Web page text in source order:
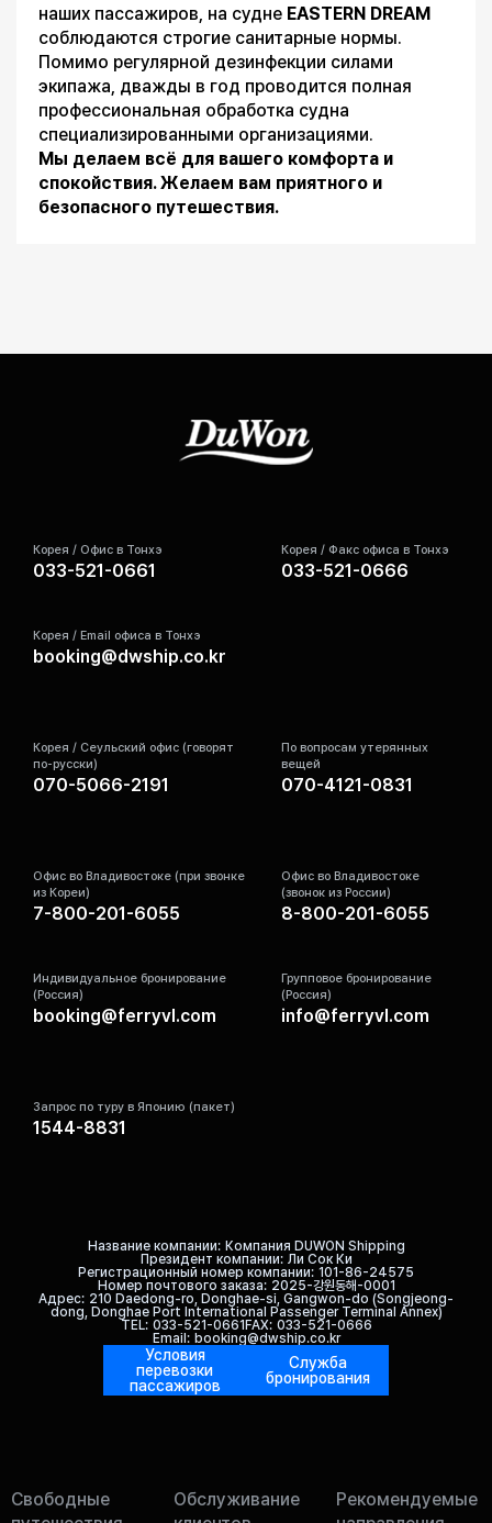
наших пассажиров, на судне EASTERN DREAM
соблюдаются строгие санитарные нормы.
Помимо регулярной дезинфекции силами
экипажа, дважды в год проводится полная
профессиональная обработка судна
специализированными организациями.
Мы делаем всё для вашего комфорта и
спокойствия. Желаем вам приятного и
безопасного путешествия.
Свободные
Рекомендуемые
Обслуживание
Корея / Офис в Тонхэ
033-521-0661
Корея / Факс офиса в Тонхэ
033-521-0666
Корея / Email офиса в Тонхэ
booking@dwship.co.kr
Корея / Сеульский офис (говорят
по-русски)
070-5066-2191
По вопросам утерянных
вещей
070-4121-0831
Офис во Владивостоке (при звонке
из Кореи)
7-800-201-6055
Офис во Владивостоке
(звонок из России)
8-800-201-6055
Индивидуальное бронирование
(Россия)
booking@ferryvl.com
Групповое бронирование
(Россия)
info@ferryvl.com
Запрос по туру в Японию (пакет)
1544-8831
Название компании
Компания DUWON Shipping
Президент компании Ли Сок Ки
Регистрационный номер компании 101-86-24575
Номер почтового заказа
2025-강원동해-0001
Адрес 210 Daedong-ro, Donghae-si, Gangwon-do (Songjeong-
dong, Donghae Port International Passenger Terminal Annex)
TEL 033-521-0661 FAX 033-521-0666
Email
booking@dwship.co.kr
Условия
перевозки
пассажиров
Служба
бронирования